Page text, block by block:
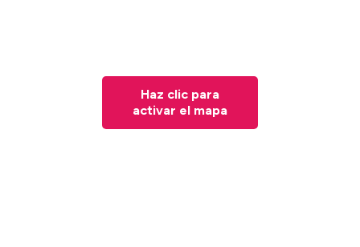
Haz clic para
activar el mapa